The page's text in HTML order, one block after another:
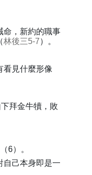
命，新約的職事
林後三5-7）。
看見什麼形像
拜金牛犢，敗
6）。
己本身即是一